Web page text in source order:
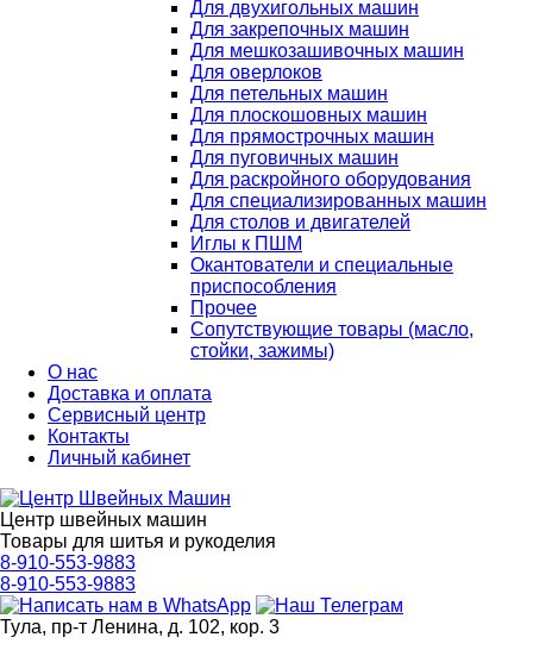
Для двухигольных машин
Для закрепочных машин
Для мешкозашивочных машин
Для оверлоков
Для петельных машин
Для плоскошовных машин
Для прямострочных машин
Для пуговичных машин
Для раскройного оборудования
Для специализированных машин
Для столов и двигателей
Иглы к ПШМ
Окантователи и специальные
приспособления
Прочее
Сопутствующие товары (масло,
стойки, зажимы)
О нас
Доставка и оплата
Сервисный центр
Контакты
Личный кабинет
Центр швейных машин
Товары для шитья и рукоделия
8-910-553-9883
8-910-553-9883
Тула, пр-т Ленина, д. 102, кор. 3